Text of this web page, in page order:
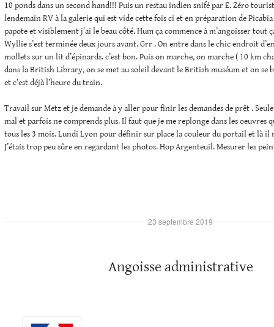
10 ponds dans un second hand!!! Puis un restau indien snifé par E. Zéro
lendemain RV à la galerie qui est vide cette fois ci et en préparation de Picabia
papote et visiblement j’ai le beau côté. Hum ça commence à m’angoisser tout
Wyllie s’est terminée deux jours avant. Grr . On entre dans le chic endroit
mollets sur un lit d’épinards. c’est bon. Puis on marche, on marche ( 10 km
dans la British Library, on se met au soleil devant le British muséum et on se
et c’est déjà l’heure du train.
Travail sur Metz et je demande à y aller pour finir les demandes de prêt .
mal et parfois ne comprends plus. Il faut que je me replonge dans les oeuvres
tous les 3 mois. Lundi Lyon pour définir sur place la couleur du portail et là il
J’étais trop peu sûre en regardant les photos. Hop Argenteuil. Mesurer les
Angoisse administrative
23 septembre 2019